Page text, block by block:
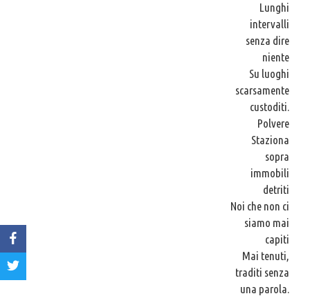
Lunghi
intervalli
senza dire
niente
Su luoghi
scarsamente
custoditi.
Polvere
Staziona
sopra
immobili
detriti
Noi che non ci
siamo mai
capiti
Mai tenuti,
traditi senza
una parola.